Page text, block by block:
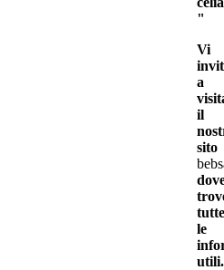
"
Vi
a
il
sito
tutte
le
utili.